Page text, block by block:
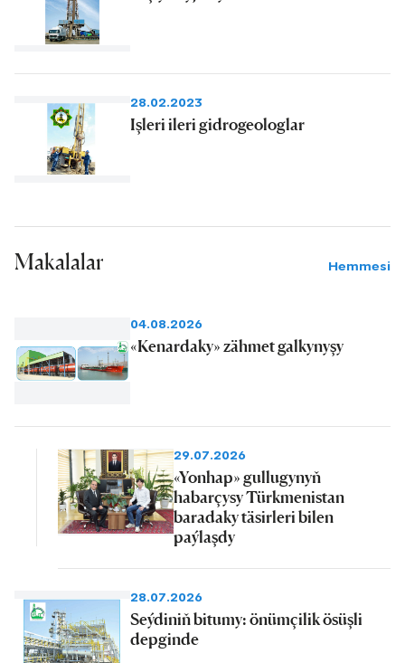
28.02.2023
Işleri ileri gidrogeologlar
Makalalar Hemmesi
04.08.2026
«Kenardaky» zähmet galkynyşy
29.07.2026
«Yonhap» gullugynyň
habarçysy Türkmenistan
baradaky täsirleri bilen
paýlaşdy
28.07.2026
Seýdiniň bitumy: önümçilik ösüşli
depginde